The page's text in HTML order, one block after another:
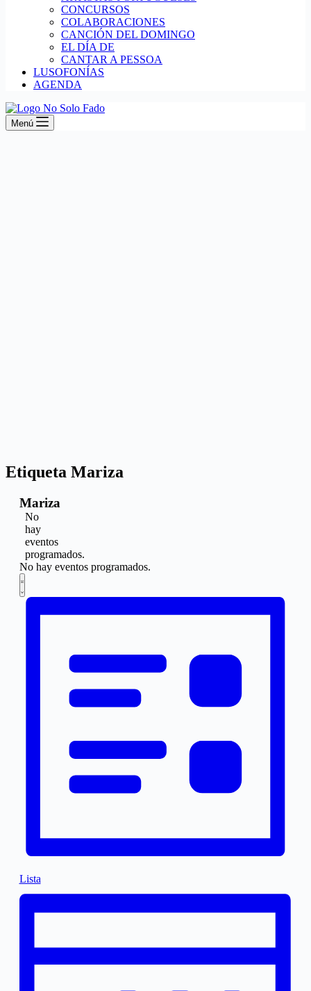
CONCURSOS
COLABORACIONES
CANCIÓN DEL DOMINGO
EL DÍA DE
CANTAR A PESSOA
LUSOFONÍAS
AGENDA
Menú
Etiqueta Mariza
Mariza
No
hay
eventos
programados.
No hay eventos programados.
Navegación
de
vistas
Navegación
de
Lista
Lista